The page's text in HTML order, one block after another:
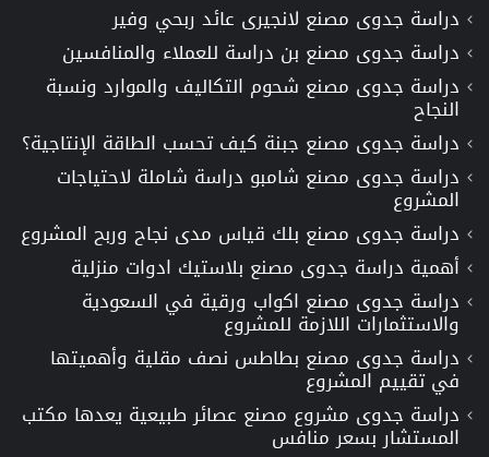
دراسة جدوى مصنع لانجيرى عائد ربحي وفير
دراسة جدوى مصنع بن دراسة للعملاء والمنافسين
دراسة جدوى مصنع شحوم التكاليف والموارد ونسبة
النجاح
دراسة جدوى مصنع جبنة كيف تحسب الطاقة الإنتاجية؟
دراسة جدوى مصنع شامبو دراسة شاملة لاحتياجات
المشروع
دراسة جدوى مصنع بلك قياس مدى نجاح وربح المشروع
أهمية دراسة جدوى مصنع بلاستيك ادوات منزلية
دراسة جدوى مصنع اكواب ورقية في السعودية
والاستثمارات اللازمة للمشروع
دراسة جدوى مصنع بطاطس نصف مقلية وأهميتها
في تقييم المشروع
دراسة جدوى مشروع مصنع عصائر طبيعية يعدها مكتب
المستشار بسعر منافس